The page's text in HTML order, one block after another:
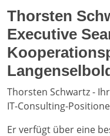
Thorsten
Executive
Thorsten Schwartz -
IT-Consulting-
Er verfügt über eine